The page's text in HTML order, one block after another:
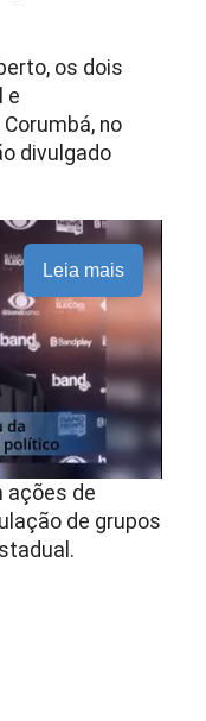
os dois
e
no
divulgado
Leia mais
ações de
de grupos